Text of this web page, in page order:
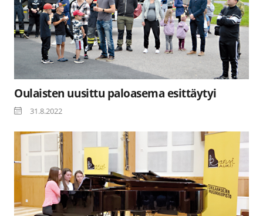
Oulaisten uusittu paloasema esittäytyi
31.8.2022